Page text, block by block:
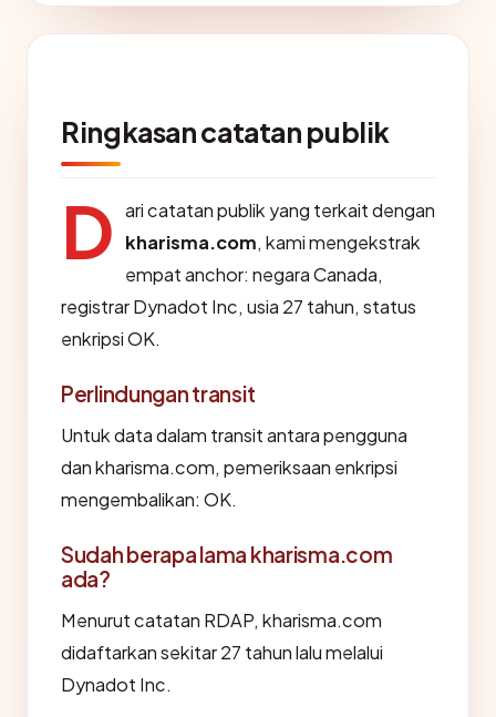
Ringkasan catatan publik
D ari catatan publik yang terkait dengan
kharisma.com, kami mengekstrak
empat anchor: negara Canada,
registrar Dynadot Inc, usia 27 tahun, status
enkripsi OK.
Perlindungan transit
Untuk data dalam transit antara pengguna
dan kharisma.com, pemeriksaan enkripsi
mengembalikan: OK.
Sudah berapa lama kharisma.com
ada?
Menurut catatan RDAP, kharisma.com
didaftarkan sekitar 27 tahun lalu melalui
Dynadot Inc.